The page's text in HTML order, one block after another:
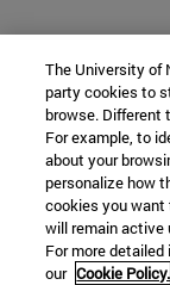
The University of
party cookies to
browse. Different
For example, to
about your
personalize how
cookies you want
will remain active
For more
our Cookie Policy.